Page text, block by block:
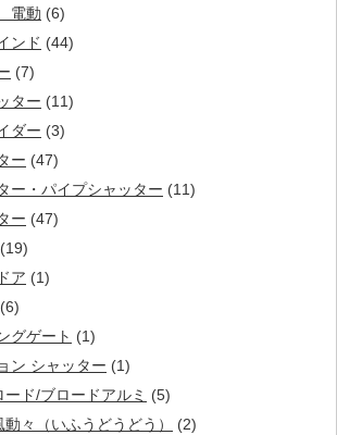
電動 (6)
ンド (44)
(7)
ター (11)
ダー (3)
ー (47)
ー・パイプシャッター (11)
ー (47)
(19)
ア (1)
(6)
グゲート (1)
ン シャッター (1)
ド/ブロードアルミ (5)
々（いふうどうどう）
(2)